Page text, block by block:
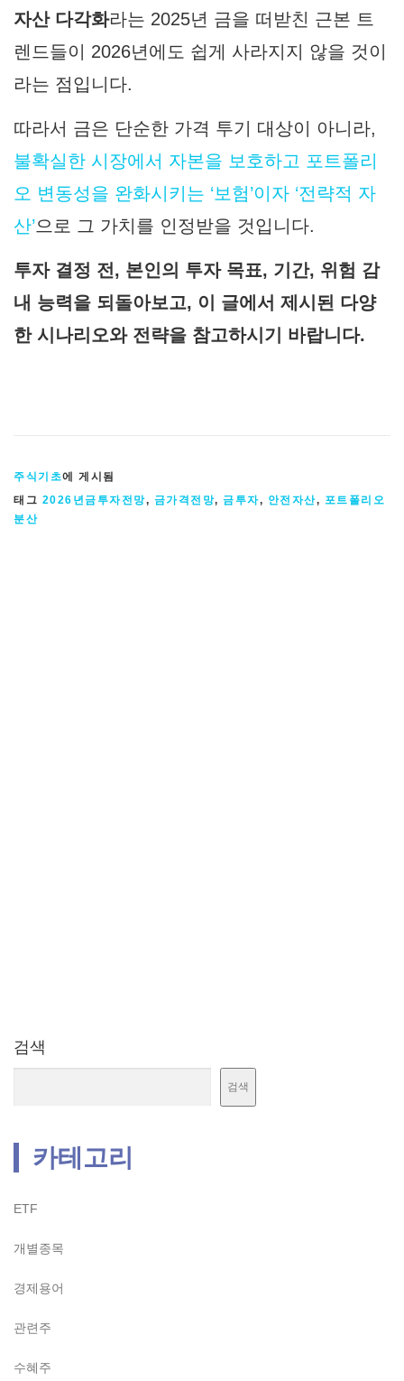
자산 다각화라는 2025년 금을 떠받친 근본 트
렌드들이 2026년에도 쉽게 사라지지 않을 것이
라는 점입니다.
따라서 금은 단순한 가격 투기 대상이 아니라,
불확실한 시장에서 자본을 보호하고 포트폴리
오 변동성을 완화시키는 ‘보험’이자 ‘전략적 자
산’으로 그 가치를 인정받을 것입니다.
투자 결정 전, 본인의 투자 목표, 기간, 위험 감
내 능력을 되돌아보고, 이 글에서 제시된 다양
한 시나리오와 전략을 참고하시기 바랍니다.
주식기초에 게시됨
태그 2026년금투자전망, 금가격전망, 금투자, 안전자산, 포트폴리오
분산
검색
검색
카테고리
ETF
개별종목
경제용어
관련주
수혜주